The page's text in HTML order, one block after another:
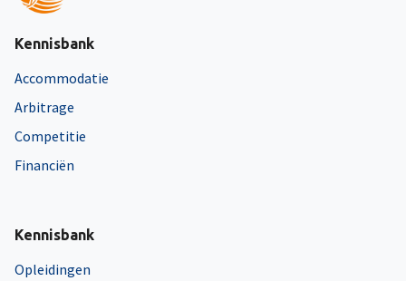
Kennisbank
Accommodatie
Arbitrage
Competitie
Financiën
Kennisbank
Opleidingen